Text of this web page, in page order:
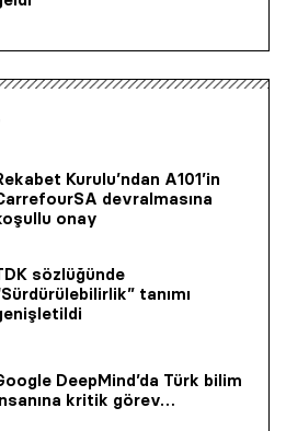
Kurulu’ndan A101’in
devralmasına
onay
sözlüğünde
tanımı
DeepMind’da Türk bilim
kritik görev…